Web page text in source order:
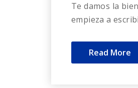
Te damos la
empieza a
Read More